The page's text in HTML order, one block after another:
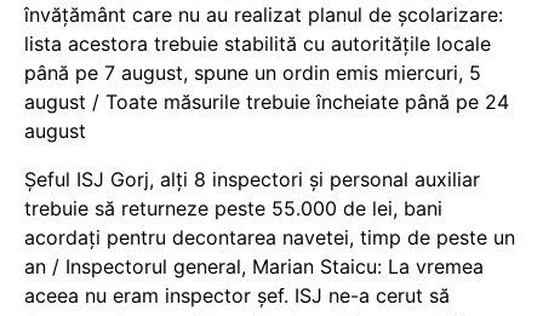
învățământ care nu au realizat planul de școlarizare:
lista acestora trebuie stabilită cu autoritățile locale
până pe 7 august, spune un ordin emis miercuri, 5
august / Toate măsurile trebuie încheiate până pe 24
august
Șeful ISJ Gorj, alți 8 inspectori și personal auxiliar
trebuie să returneze peste 55.000 de lei, bani
acordați pentru decontarea navetei, timp de peste un
an / Inspectorul general, Marian Staicu: La vremea
aceea nu eram inspector șef. ISJ ne-a cerut să